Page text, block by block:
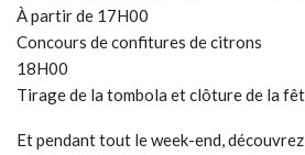
À partir de 17H00
Concours de confitures de citrons
18H00
Tirage de la tombola et clôture de la
Et pendant tout le week-end,